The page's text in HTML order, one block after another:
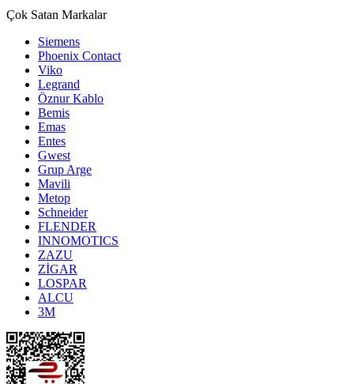
Çok Satan Markalar
Siemens
Phoenix Contact
Viko
Legrand
Öznur Kablo
Bemis
Emas
Entes
Gwest
Grup Arge
Mavili
Metop
Schneider
FLENDER
INNOMOTICS
ZAZU
ZİGAR
LOSPAR
ALCU
3M